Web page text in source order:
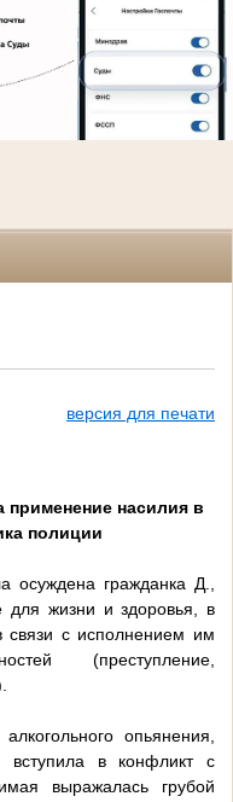
версия для печати
применение насилия в
полиции
гражданка Д.,
для жизни и здоровья, в
связи с исполнением им
(преступление,
опьянения,
вступила в конфликт с
выражалась грубой